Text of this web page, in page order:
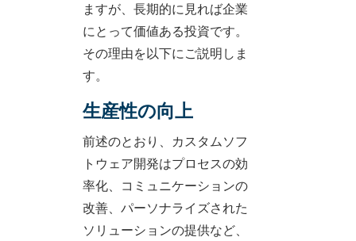
ますが、長期的に見れば企業
にとって価値ある投資です。
その理由を以下にご説明しま
す。
生産性の向上
前述のとおり、カスタムソフ
トウェア開発はプロセスの効
率化、コミュニケーションの
改善、パーソナライズされた
ソリューションの提供など、